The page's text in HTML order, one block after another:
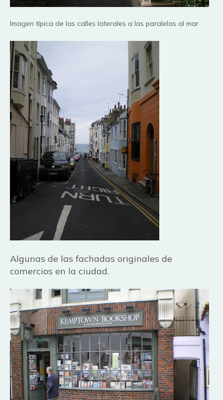
Imagen típica de las calles laterales a las paralelas al mar
Algunas de las fachadas originales de
comercios en la ciudad.